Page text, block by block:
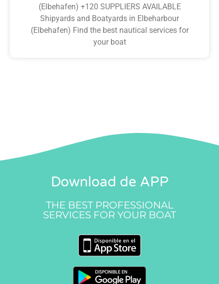
(Elbehafen) +120 SUPPLIERS AVAILABLE
Shipyards and Boatyards in Elbeharbour
(Elbehafen) Find the best nautical services for
your boat
Download de APP
THE BEST PROFESSIONAL
SERVICES FOR YOUR BOAT